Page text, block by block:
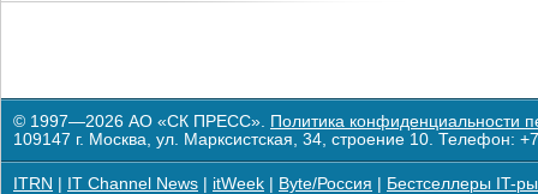
© 1997—2026 АО «СК ПРЕСС». Политика конфиденциальности
109147 г. Москва, ул. Марксистская, 34, строение 10. Телефон:
ITRN IT Channel News itWeek Byte/Россия Бестселлеры IT-